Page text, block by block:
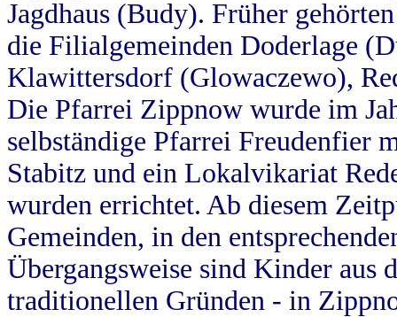
Jagdhaus (Budy). Früher
die Filialgemeinden Doderlage
Klawittersdorf (Glowaczewo),
Die Pfarrei Zippnow wurde im
selbständige Pfarrei Freudenfier
Stabitz und ein Lokalvikariat
wurden errichtet. Ab diesem
Gemeinden, in den
Übergangsweise sind Kinder aus
traditionellen Gründen - in